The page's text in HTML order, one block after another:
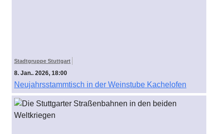
Stadtgruppe Stuttgart
8. Jan.. 2026, 18:00
Neujahrsstammtisch in der Weinstube Kachelofen